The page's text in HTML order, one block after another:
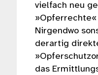
vielfach neu
Nirgendwo
derartig
das